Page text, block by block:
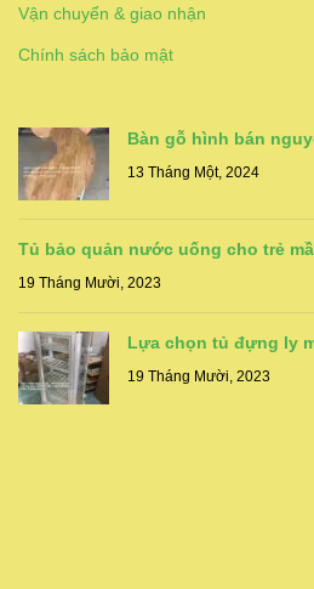
Vận chuyển & giao nhận
Chính sách bảo mật
Bàn gỗ hình bán
13 Tháng Một, 2024
Tủ bảo quản nước uống cho trẻ
19 Tháng Mười, 2023
Lựa chọn tủ đựng ly
19 Tháng Mười, 2023